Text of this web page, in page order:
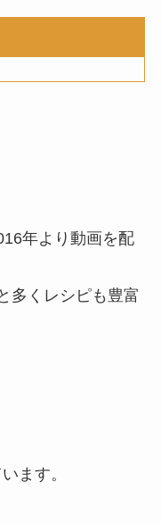
年より動画を配
多くレシピも豊富
ます。